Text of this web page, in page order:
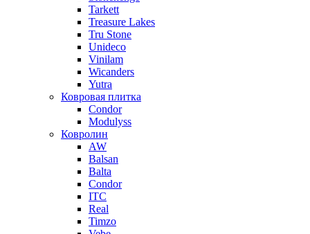
Tarkett
Treasure Lakes
Tru Stone
Unideco
Vinilam
Wicanders
Yutra
Ковровая плитка
Condor
Modulyss
Ковролин
AW
Balsan
Balta
Condor
ITC
Real
Timzo